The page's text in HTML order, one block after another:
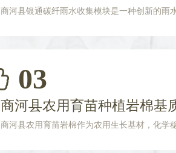
商河县银通碳纤雨水收集模块是一种创新的雨
03
商河县农用育苗种植岩棉基
商河县农用育苗岩棉作为农用生长基材，化学